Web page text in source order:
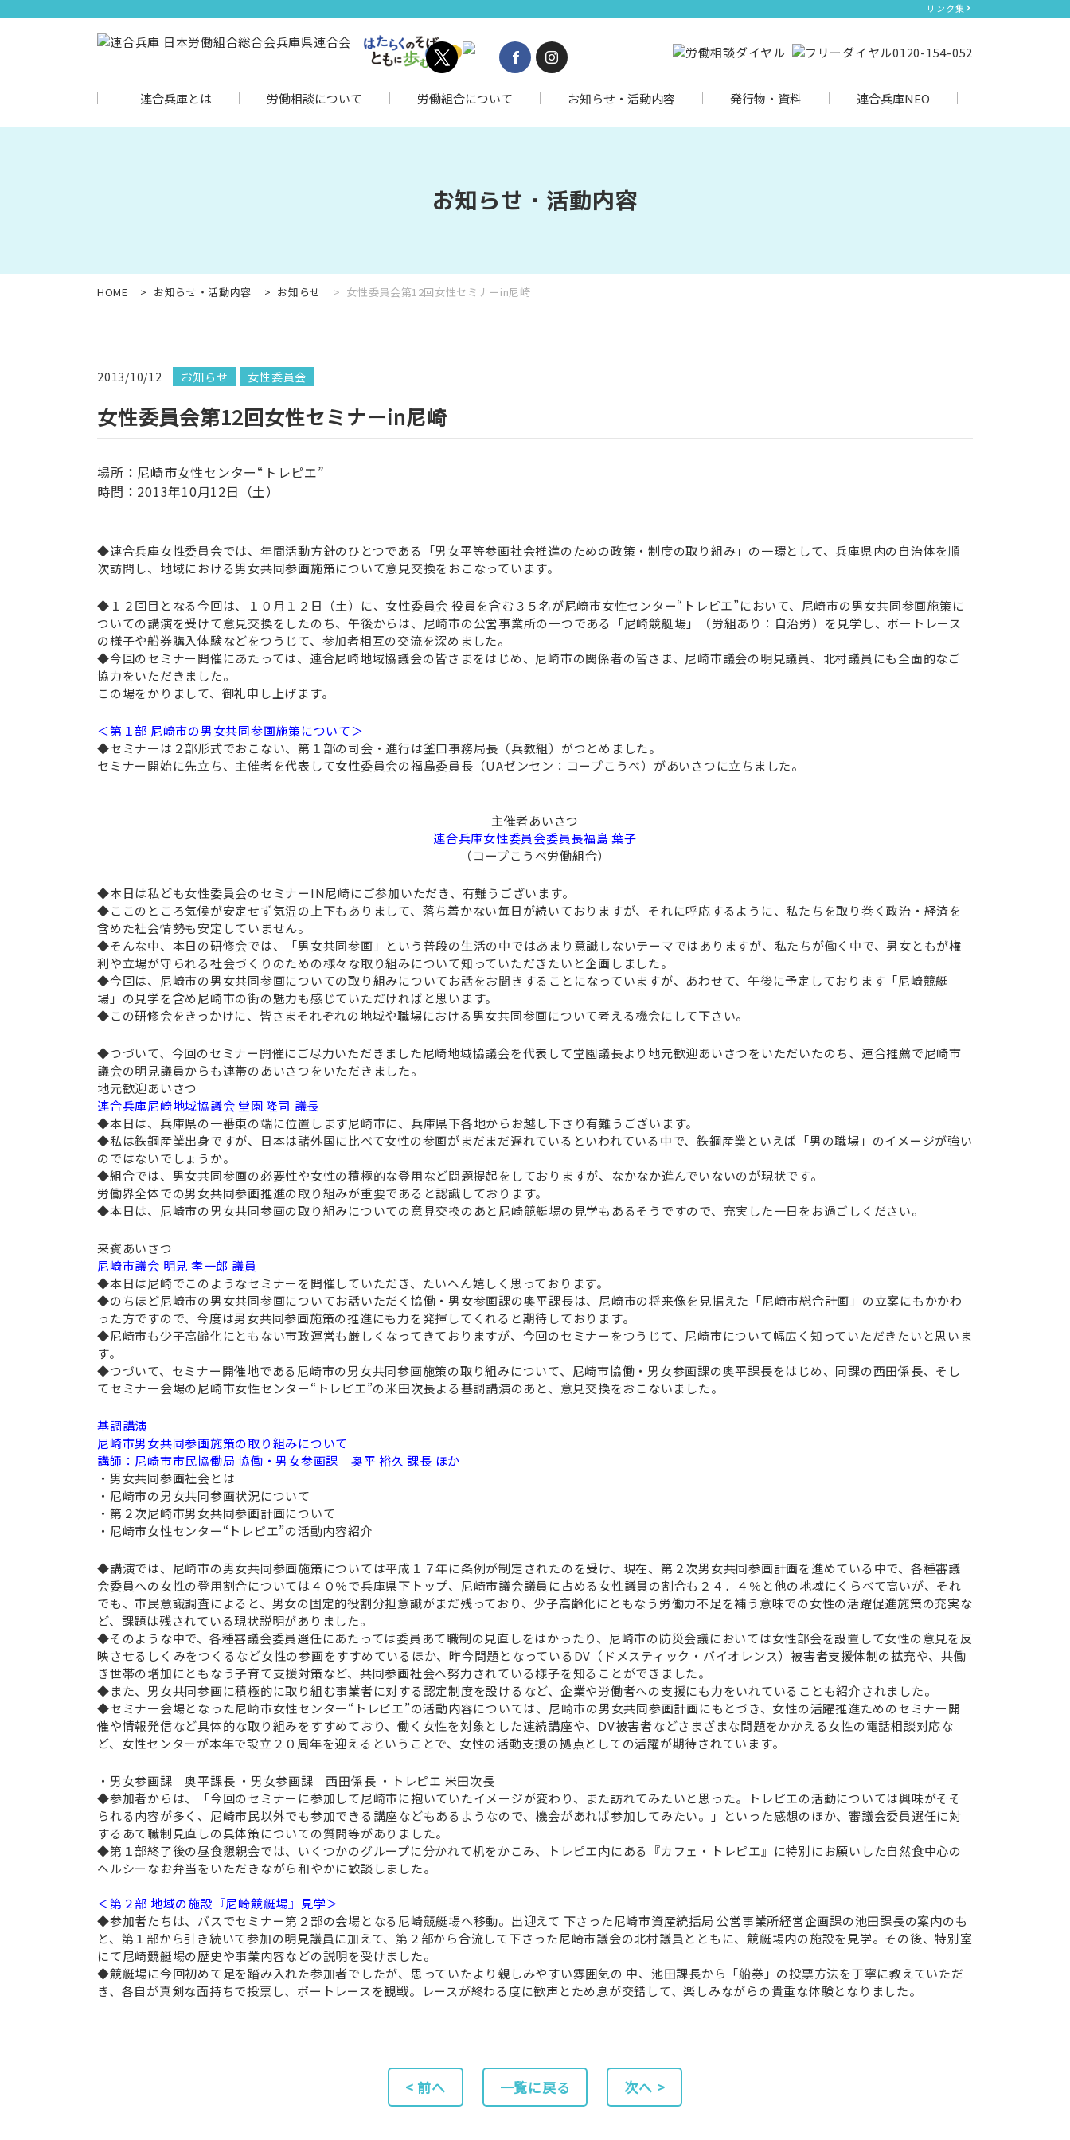
リンク集
連合兵庫とは 労働相談について 労働組合について お知らせ・活動内容 発行物・資料 連合兵庫NEO
お知らせ・活動内容
HOME お知らせ・活動内容 お知らせ 女性委員会第12回女性セミナーin尼崎
2013/10/12 お知らせ 女性委員会
女性委員会第12回女性セミナーin尼崎
場所：尼崎市女性センター“トレピエ”
時間：2013年10月12日（土）
◆連合兵庫女性委員会では、年間活動方針のひとつである「男女平等参画社会推進のための政策・制度の取り組み」の一環として、兵庫県内の自治体を順
次訪問し、地域における男女共同参画施策について意見交換をおこなっています。
◆１２回目となる今回は、１０月１２日（土）に、女性委員会 役員を含む３５名が尼崎市女性センター“トレピエ”において、尼崎市の男女共同参画施策に
ついての講演を受けて意見交換をしたのち、午後からは、尼崎市の公営事業所の一つである「尼崎競艇場」（労組あり：自治労）を見学し、ボートレース
の様子や船券購入体験などをつうじて、参加者相互の交流を深めました。
◆今回のセミナー開催にあたっては、連合尼崎地域協議会の皆さまをはじめ、尼崎市の関係者の皆さま、尼崎市議会の明見議員、北村議員にも全面的なご
協力をいただきました。
この場をかりまして、御礼申し上げます。
＜第１部 尼崎市の男女共同参画施策について＞
◆セミナーは２部形式でおこない、第１部の司会・進行は釜口事務局長（兵教組）がつとめました。
セミナー開始に先立ち、主催者を代表して女性委員会の福島委員長（UAゼンセン：コープこうべ）があいさつに立ちました。
主催者あいさつ
連合兵庫女性委員会委員長福島 葉子
（コープこうべ労働組合）
◆本日は私ども女性委員会のセミナーIN尼崎にご参加いただき、有難うございます。
◆ここのところ気候が安定せず気温の上下もありまして、落ち着かない毎日が続いておりますが、それに呼応するように、私たちを取り巻く政治・経済を
含めた社会情勢も安定していません。
◆そんな中、本日の研修会では、「男女共同参画」という普段の生活の中ではあまり意識しないテーマではありますが、私たちが働く中で、男女ともが権
利や立場が守られる社会づくりのための様々な取り組みについて知っていただきたいと企画しました。
◆今回は、尼崎市の男女共同参画についての取り組みについてお話をお聞きすることになっていますが、あわせて、午後に予定しております「尼崎競艇
場」の見学を含め尼崎市の街の魅力も感じていただければと思います。
◆この研修会をきっかけに、皆さまそれぞれの地域や職場における男女共同参画について考える機会にして下さい。
◆つづいて、今回のセミナー開催にご尽力いただきました尼崎地域協議会を代表して堂園議長より地元歓迎あいさつをいただいたのち、連合推薦で尼崎市
議会の明見議員からも連帯のあいさつをいただきました。
地元歓迎あいさつ
連合兵庫尼崎地域協議会 堂園 隆司 議長
◆本日は、兵庫県の一番東の端に位置します尼崎市に、兵庫県下各地からお越し下さり有難うございます。
◆私は鉄鋼産業出身ですが、日本は諸外国に比べて女性の参画がまだまだ遅れているといわれている中で、鉄鋼産業といえば「男の職場」のイメージが強い
のではないでしょうか。
◆組合では、男女共同参画の必要性や女性の積極的な登用など問題提起をしておりますが、なかなか進んでいないのが現状です。
労働界全体での男女共同参画推進の取り組みが重要であると認識しております。
◆本日は、尼崎市の男女共同参画の取り組みについての意見交換のあと尼崎競艇場の見学もあるそうですので、充実した一日をお過ごしください。
来賓あいさつ
尼崎市議会 明見 孝一郎 議員
◆本日は尼崎でこのようなセミナーを開催していただき、たいへん嬉しく思っております。
◆のちほど尼崎市の男女共同参画についてお話いただく協働・男女参画課の奥平課長は、尼崎市の将来像を見据えた「尼崎市総合計画」の立案にもかかわ
った方ですので、今度は男女共同参画施策の推進にも力を発揮してくれると期待しております。
◆尼崎市も少子高齢化にともない市政運営も厳しくなってきておりますが、今回のセミナーをつうじて、尼崎市について幅広く知っていただきたいと思いま
す。
◆つづいて、セミナー開催地である尼崎市の男女共同参画施策の取り組みについて、尼崎市協働・男女参画課の奥平課長をはじめ、同課の西田係長、そし
てセミナー会場の尼崎市女性センター“トレピエ”の米田次長よる基調講演のあと、意見交換をおこないました。
基調講演
尼崎市男女共同参画施策の取り組みについて
講師：尼崎市市民協働局 協働・男女参画課 奥平 裕久 課長 ほか
・男女共同参画社会とは
・尼崎市の男女共同参画状況について
・第２次尼崎市男女共同参画計画について
・尼崎市女性センター“トレピエ”の活動内容紹介
◆講演では、尼崎市の男女共同参画施策については平成１７年に条例が制定されたのを受け、現在、第２次男女共同参画計画を進めている中で、各種審議
会委員への女性の登用割合については４０％で兵庫県下トップ、尼崎市議会議員に占める女性議員の割合も２４．４％と他の地域にくらべて高いが、それ
でも、市民意識調査によると、男女の固定的役割分担意識がまだ残っており、少子高齢化にともなう労働力不足を補う意味での女性の活躍促進施策の充実な
ど、課題は残されている現状説明がありました。
◆そのような中で、各種審議会委員選任にあたっては委員あて職制の見直しをはかったり、尼崎市の防災会議においては女性部会を設置して女性の意見を反
映させるしくみをつくるなど女性の参画をすすめているほか、昨今問題となっているDV（ドメスティック・バイオレンス）被害者支援体制の拡充や、共働
き世帯の増加にともなう子育て支援対策など、共同参画社会へ努力されている様子を知ることができました。
◆また、男女共同参画に積極的に取り組む事業者に対する認定制度を設けるなど、企業や労働者への支援にも力をいれていることも紹介されました。
◆セミナー会場となった尼崎市女性センター“トレピエ”の活動内容については、尼崎市の男女共同参画計画にもとづき、女性の活躍推進ためのセミナー開
催や情報発信など具体的な取り組みをすすめており、働く女性を対象とした連続講座や、DV被害者などさまざまな問題をかかえる女性の電話相談対応な
ど、女性センターが本年で設立２０周年を迎えるということで、女性の活動支援の拠点としての活躍が期待されています。
・男女参画課 奥平課長 ・男女参画課 西田係長 ・トレピエ 米田次長
◆参加者からは、「今回のセミナーに参加して尼崎市に抱いていたイメージが変わり、また訪れてみたいと思った。トレピエの活動については興味がそそ
られる内容が多く、尼崎市民以外でも参加できる講座などもあるようなので、機会があれば参加してみたい。」といった感想のほか、審議会委員選任に対
するあて職制見直しの具体策についての質問等がありました。
◆第１部終了後の昼食懇親会では、いくつかのグループに分かれて机をかこみ、トレピエ内にある『カフェ・トレピエ』に特別にお願いした自然食中心の
ヘルシーなお弁当をいただきながら和やかに歓談しました。
＜第２部 地域の施設『尼崎競艇場』見学＞
◆参加者たちは、バスでセミナー第２部の会場となる尼崎競艇場へ移動。出迎えて 下さった尼崎市資産統括局 公営事業所経営企画課の池田課長の案内のも
と、第１部から引き続いて参加の明見議員に加えて、第２部から合流して下さった尼崎市議会の北村議員とともに、競艇場内の施設を見学。その後、特別室
にて尼崎競艇場の歴史や事業内容などの説明を受けました。
◆競艇場に今回初めて足を踏み入れた参加者でしたが、思っていたより親しみやすい雰囲気の 中、池田課長から「船券」の投票方法を丁寧に教えていただ
き、各自が真剣な面持ちで投票し、ボートレースを観戦。レースが終わる度に歓声とため息が交錯して、楽しみながらの貴重な体験となりました。
< 前へ 一覧に戻る 次へ >